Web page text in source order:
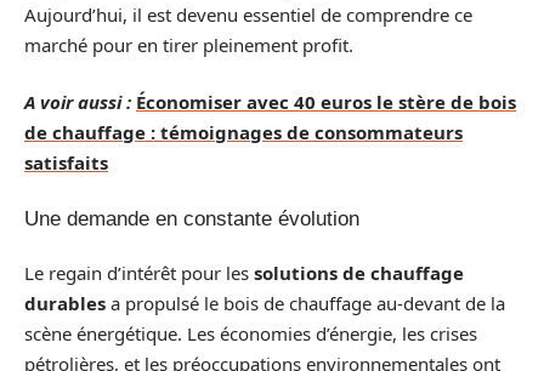
Aujourd’hui, il est devenu essentiel de comprendre ce
marché pour en tirer pleinement profit.
A voir aussi : Économiser avec 40 euros le stère de bois
de chauffage : témoignages de consommateurs
satisfaits
Une demande en constante évolution
Le regain d’intérêt pour les solutions de chauffage
durables a propulsé le bois de chauffage au-devant de la
scène énergétique. Les économies d’énergie, les crises
pétrolières, et les préoccupations environnementales ont